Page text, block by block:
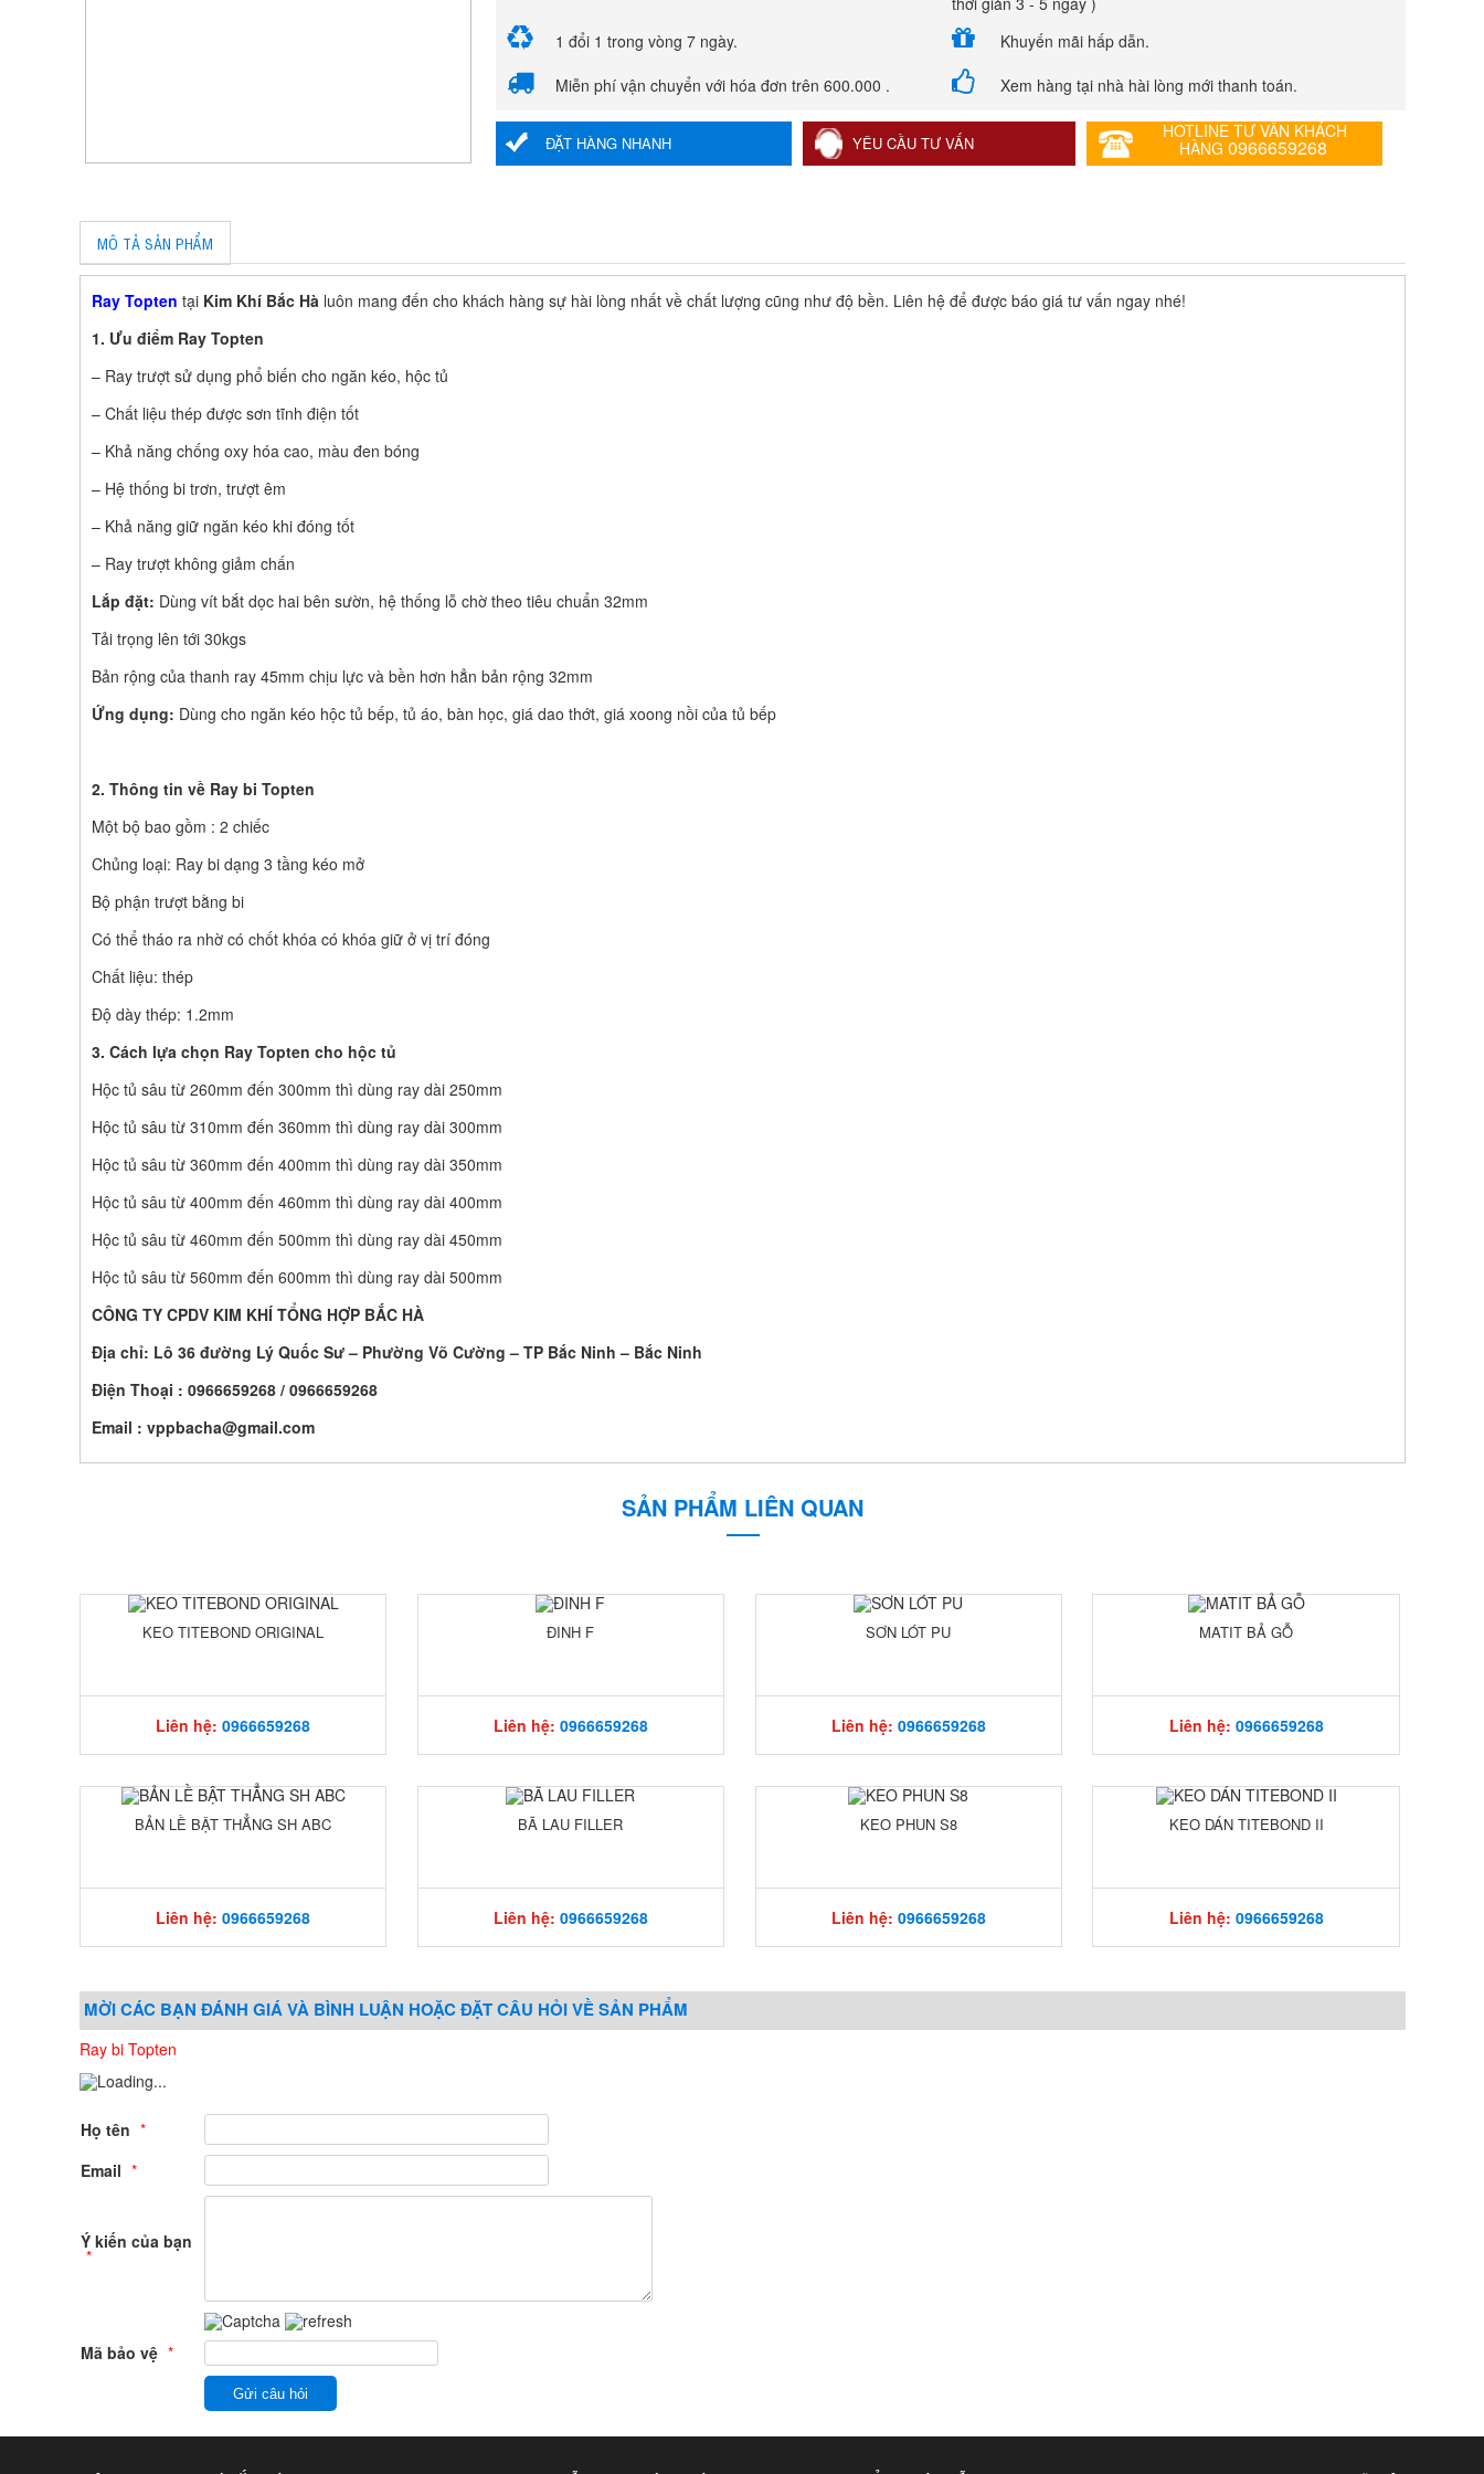
1 đổi 1 trong vòng 7 ngày.
Khuyến mãi hấp dẫn.
Miễn phí vận chuyển với hóa đơn trên 600.000 .
Xem hàng tại nhà hài lòng mới thanh toán.
ĐẶT HÀNG NHANH YÊU CẦU TƯ VẤN
HOTLINE TƯ VẤN KHÁCH
HÀNG 0966659268
MÔ TẢ SẢN PHẨM
Ray Topten tại Kim Khí Bắc Hà luôn mang đến cho khách hàng sự hài lòng nhất về chất lượng cũng như độ bền. Liên hệ để được báo giá tư vấn ngay nhé!
1. Ưu điểm Ray Topten
– Ray trượt sử dụng phổ biến cho ngăn kéo, hộc tủ
– Chất liệu thép được sơn tĩnh điện tốt
– Khả năng chống oxy hóa cao, màu đen bóng
– Hệ thống bi trơn, trượt êm
– Khả năng giữ ngăn kéo khi đóng tốt
– Ray trượt không giảm chấn
Lắp đặt: Dùng vít bắt dọc hai bên sườn, hệ thống lỗ chờ theo tiêu chuẩn 32mm
Tải trọng lên tới 30kgs
Bản rộng của thanh ray 45mm chịu lực và bền hơn hẳn bản rộng 32mm
Ứng dụng: Dùng cho ngăn kéo hộc tủ bếp, tủ áo, bàn học, giá dao thớt, giá xoong nồi của tủ bếp
2. Thông tin về Ray bi Topten
Một bộ bao gồm : 2 chiếc
Chủng loại: Ray bi dạng 3 tầng kéo mở
Bộ phận trượt bằng bi
Có thể tháo ra nhờ có chốt khóa có khóa giữ ở vị trí đóng
Chất liệu: thép
Độ dày thép: 1.2mm
3. Cách lựa chọn Ray Topten cho hộc tủ
Hộc tủ sâu từ 260mm đến 300mm thì dùng ray dài 250mm
Hộc tủ sâu từ 310mm đến 360mm thì dùng ray dài 300mm
Hộc tủ sâu từ 360mm đến 400mm thì dùng ray dài 350mm
Hộc tủ sâu từ 400mm đến 460mm thì dùng ray dài 400mm
Hộc tủ sâu từ 460mm đến 500mm thì dùng ray dài 450mm
Hộc tủ sâu từ 560mm đến 600mm thì dùng ray dài 500mm
CÔNG TY CPDV KIM KHÍ TỔNG HỢP BẮC HÀ
Địa chỉ: Lô 36 đường Lý Quốc Sư – Phường Võ Cường – TP Bắc Ninh – Bắc Ninh
Điện Thoại : 0966659268 / 0966659268
Email : vppbacha@gmail.com
SẢN PHẨM LIÊN QUAN
KEO TITEBOND ORIGINAL
Liên hệ:0966659268
ĐINH F
Liên hệ: 0966659268
SƠN LÓT PU
Liên hệ: 0966659268
MATIT BẢ GỖ
Liên hệ: 0966659268
BẢN LỀ BẬT THẲNG SH ABC
Liên hệ:0966659268
BÃ LAU FILLER
Liên hệ: 0966659268
KEO PHUN S8
Liên hệ: 0966659268
KEO DÁN TITEBOND II
Liên hệ: 0966659268
MỜI CÁC BẠN ĐÁNH GIÁ VÀ BÌNH LUẬN HOẶC ĐẶT CÂU HỎI VỀ SẢN PHẨM
Ray bi Topten
Họ tên *
Email *
Ý kiến của bạn
*
Mã bảo vệ *
Gửi câu hỏi